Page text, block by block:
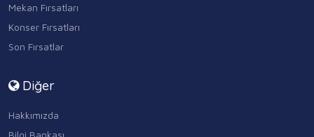
Mekan Fırsatları
Konser Fırsatları
Son Fırsatlar
Diğer
Hakkımızda
Bilgi Bankası